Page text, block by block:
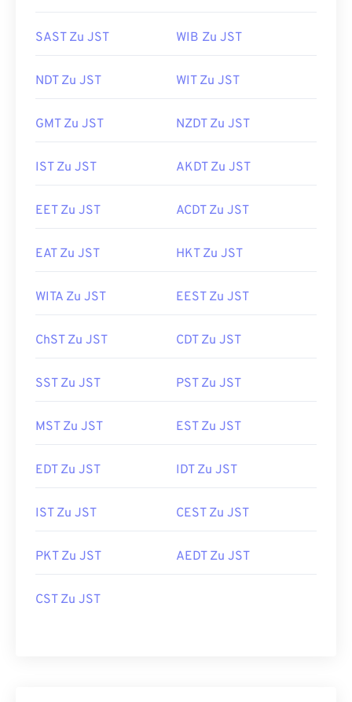
SAST Zu JST WIB Zu JST
NDT Zu JST WIT Zu JST
GMT Zu JST NZDT Zu JST
IST Zu JST AKDT Zu JST
EET Zu JST ACDT Zu JST
EAT Zu JST HKT Zu JST
WITA Zu JST EEST Zu JST
ChST Zu JST CDT Zu JST
SST Zu JST PST Zu JST
MST Zu JST EST Zu JST
EDT Zu JST IDT Zu JST
IST Zu JST CEST Zu JST
PKT Zu JST AEDT Zu JST
CST Zu JST